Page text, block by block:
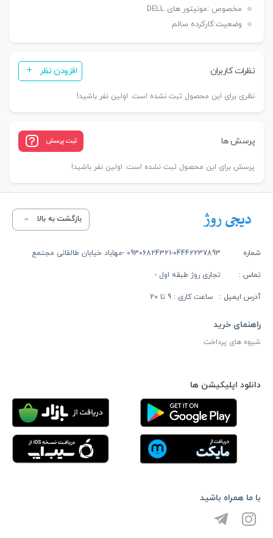
مخصوص :مونیتور های DELL
وضعیت:کارکرده سالم
نظرات کاربران افزودن نظر
نظری برای این محصول ثبت نشده است. اولین نفر باشید!
پرسش ها ثبت پرسش
پرسش برای این محصول ثبت نشده است. اولین نفر باشید!
بازگشت به بالا
شماره
تماس :
09306824321-04442237893 -مهاباد خیابان طالقانی مجتمع
تجاری روژ طبقه اول -
آدرس ایمیل : ساعت کاری : 9 تا 20
راهنمای خرید
شیوه های پرداخت
دانلود اپلیکیشن ها
با ما همراه باشید